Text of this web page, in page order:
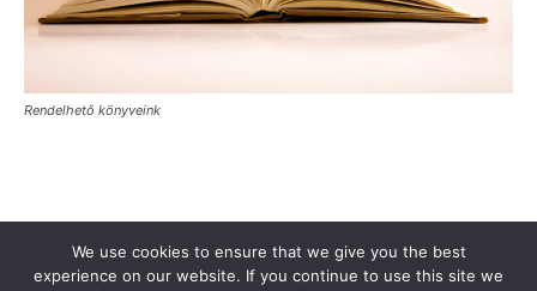
Rendelhető könyveink
Támogasd a Türkinfót! Kiadványaink
Médiaajánlat
Impresszum
Adatkezelési Tájékoztató ÁSZF
Alapítvány
We use cookies to ensure that we give you the best
experience on our website. If you continue to use this site we